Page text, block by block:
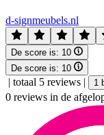
d-signmeubels.nl
De score is: 10
De score is: 10
| totaal 5 reviews | 1
0 reviews in de